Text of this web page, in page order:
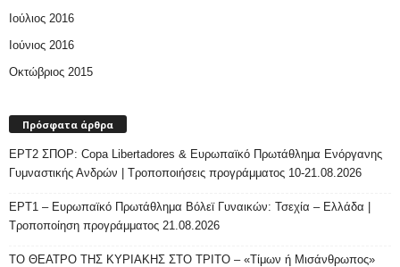
Ιούλιος 2016
Ιούνιος 2016
Οκτώβριος 2015
Πρόσφατα άρθρα
ΕΡΤ2 ΣΠΟΡ: Copa Libertadores & Ευρωπαϊκό Πρωτάθλημα Ενόργανης
Γυμναστικής Ανδρών | Τροποποιήσεις προγράμματος 10-21.08.2026
ΕΡΤ1 – Ευρωπαϊκό Πρωτάθλημα Βόλεϊ Γυναικών: Τσεχία – Ελλάδα |
Τροποποίηση προγράμματος 21.08.2026
ΤΟ ΘΕΑΤΡΟ ΤΗΣ ΚΥΡΙΑΚΗΣ ΣΤΟ ΤΡΙΤΟ – «Τίμων ή Μισάνθρωπος»